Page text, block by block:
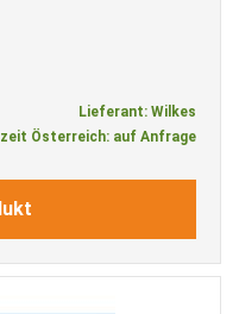
Lieferant: Wilkes
Österreich: auf Anfrage